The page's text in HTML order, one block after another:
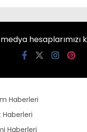
hesaplarımızı
Haberleri
Haberleri